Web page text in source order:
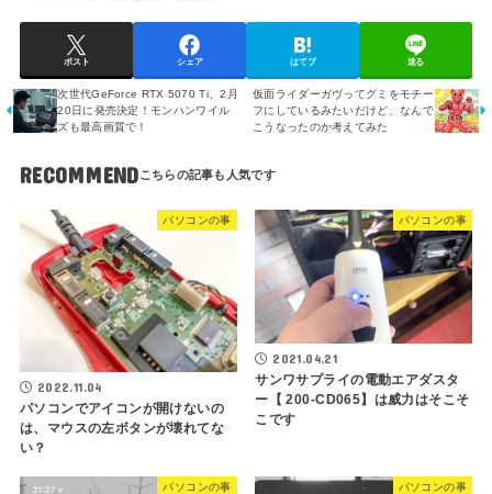
ポスト シェア はてブ 送る
仮面ライダーガヴってグミをモチー
フにしているみたいだけど、なんで
こうなったのか考えてみた
次世代GeForce RTX 5070 Ti、2月
20日に発売決定！モンハンワイル
ズも最高画質で！
RECOMMEND
パソコンの事
2022.11.04
パソコンでアイコンが開けないの
は、マウスの左ボタンが壊れてな
い？
パソコンの事
2021.04.21
サンワサプライの電動エアダスタ
ー【 200-CD065】は威力はそこそ
こです
パソコンの事 パソコンの事